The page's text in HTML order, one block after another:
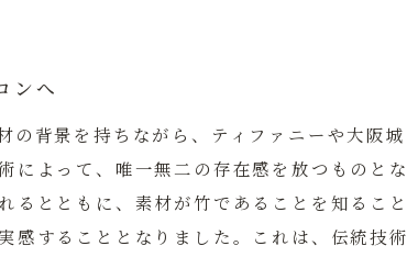
ンへ
の背景を持ちながら、ティファニーや大阪城
によって、唯一無二の存在感を放つものとな
るとともに、素材が竹であることを知ること
感することとなりました。これは、伝統技術